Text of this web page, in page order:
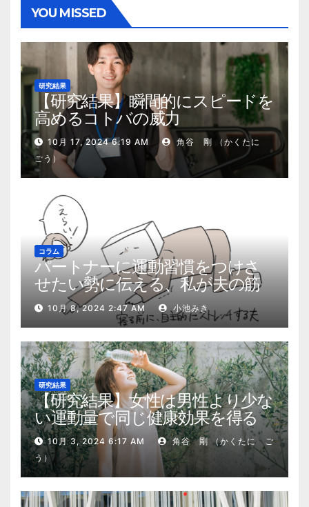
YOU MISSED
研究結果
【研究結果】瞬間的にスピードを
高めるコトバの威力
10月 17, 2024 6:19 AM
角谷 剛 （かくたに
ごう）
コラム
パートナーに運動習慣をつけさ
せたい勢に伝える、私が夫の筋
肉量を2kg増やした5ステップ
10月 8, 2024 2:47 AM 小池みき
研究結果
【研究結果】女性は男性より少な
い運動量で同じ健康効果を得る
10月 3, 2024 6:17 AM
角谷 剛 （かくたに ご
う）